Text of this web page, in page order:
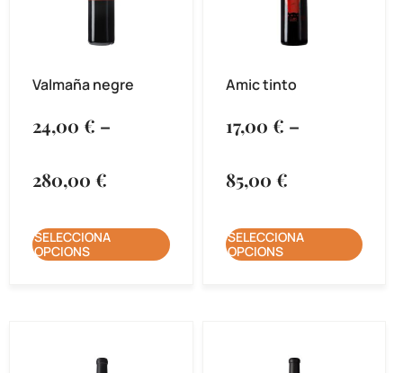
Valmaña negre
24,00 € –
280,00 €
SELECCIONA
OPCIONS
Amic tinto
17,00 € –
85,00 €
SELECCIONA
OPCIONS